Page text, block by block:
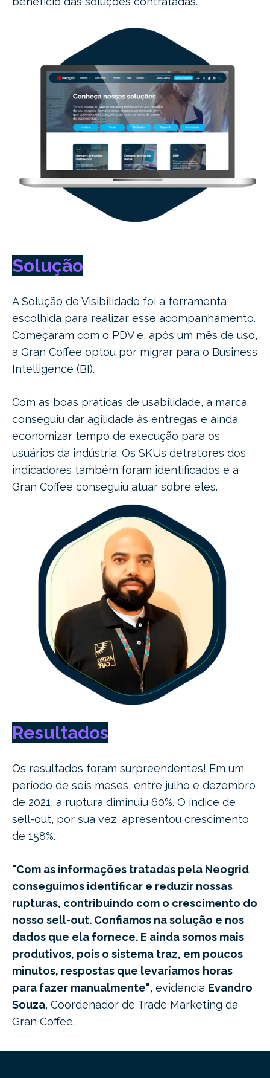
Solução
A Solução de Visibilidade foi a ferramenta
escolhida para realizar esse acompanhamento.
Começaram com o PDV e, após um mês de uso,
a Gran Coffee optou por migrar para o Business
Intelligence (BI).
Com as boas práticas de usabilidade, a marca
conseguiu dar agilidade às entregas e ainda
economizar tempo de execução para os
usuários da indústria. Os SKUs detratores dos
indicadores também foram identificados e a
Gran Coffee conseguiu atuar sobre eles.
Resultados
Os resultados foram surpreendentes! Em um
período de seis meses, entre julho e dezembro
de 2021, a ruptura diminuiu 60%. O índice de
sell-out, por sua vez, apresentou crescimento
de 158%.
"Com as informações tratadas pela Neogrid
conseguimos identificar e reduzir nossas
rupturas, contribuindo com o crescimento do
nosso sell-out. Confiamos na solução e nos
dados que ela fornece. E ainda somos mais
produtivos, pois o sistema traz, em poucos
minutos, respostas que levaríamos horas
para fazer manualmente", evidencia Evandro
Souza, Coordenador de Trade Marketing da
Gran Coffee.